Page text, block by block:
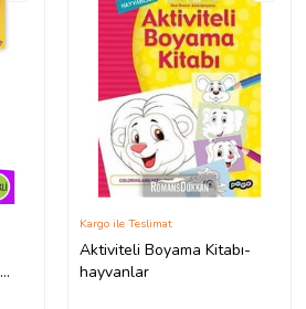
Aktiviteli Boyama Kitabı-
hayvanlar
Kargo ile Teslimat